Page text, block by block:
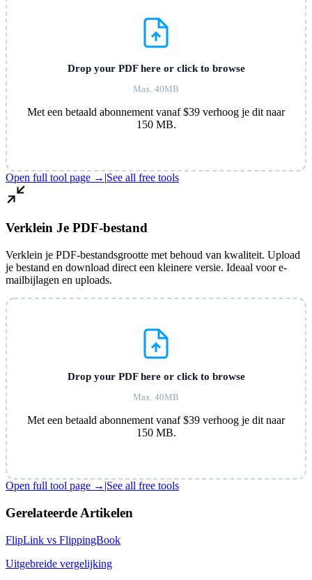
Drop your PDF here or click to browse
Max. 40MB
Met een betaald abonnement vanaf $39 verhoog je dit naar
150 MB.
Open full tool page → |See all free tools
Verklein Je PDF-bestand
Verklein je PDF-bestandsgrootte met behoud van kwaliteit. Upload
je bestand en download direct een kleinere versie. Ideaal voor e-
mailbijlagen en uploads.
Drop your PDF here or click to browse
Max. 40MB
Met een betaald abonnement vanaf $39 verhoog je dit naar
150 MB.
Open full tool page → |See all free tools
Gerelateerde Artikelen
FlipLink vs FlippingBook
Uitgebreide vergelijking